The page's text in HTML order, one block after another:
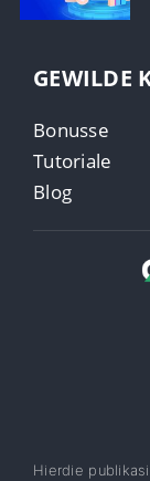
GEWILDE
Bonusse
Tutoriale
Blog
Hierdie